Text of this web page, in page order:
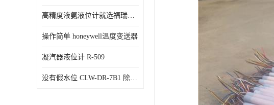
高精度液氨液位计就选福瑞德仪表
操作简单 honeywell温度变送器
凝汽器液位计 R-509
没有假水位 CLW-DR-7B1 除氧器水位测量